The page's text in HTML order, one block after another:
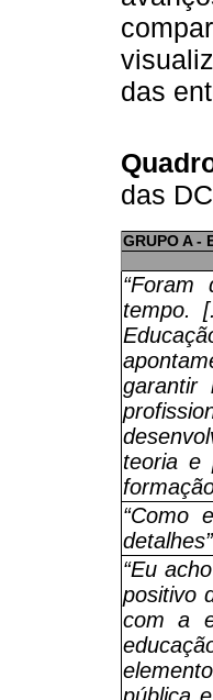
das
das
GRUPO A -
“Foram
tempo.
garantir
teoria e
“Como
detalhes”
“Eu
positivo
com a